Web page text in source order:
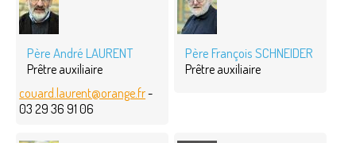
Père André LAURENT
Prêtre auxiliaire
couard.laurent@orange.fr-
03 29 36 91 06
Père François SCHNEIDER
Prêtre auxiliaire